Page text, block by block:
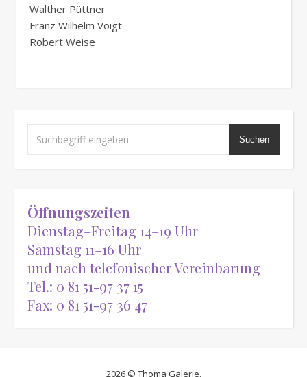
Walther Püttner
Franz Wilhelm Voigt
Robert Weise
Suchen
Öffnungszeiten
Dienstag–Freitag 14–19 Uhr
Samstag 11–16 Uhr
und nach telefonischer Vereinbarung
Tel.: 0 81 51-97 37 15
Fax: 0 81 51-97 36 47
2026 © Thoma Galerie.